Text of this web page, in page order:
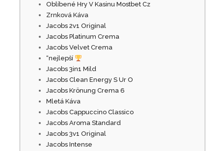
Oblíbené Hry V Kasinu Mostbet Cz
Zrnková Káva
Jacobs 2v1 Original
Jacobs Platinum Crema
Jacobs Velvet Crema
“nejlepší
Jacobs 3in1 Mild
Jacobs Clean Energy S Ur O
Jacobs Krönung Crema 6
Mletá Káva
Jacobs Cappuccino Classico
Jacobs Aroma Standard
Jacobs 3v1 Original
Jacobs Intense